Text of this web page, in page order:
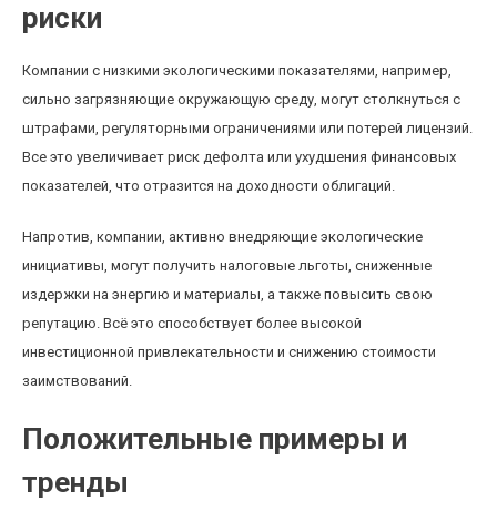
риски
Компании с низкими экологическими показателями, например,
сильно загрязняющие окружающую среду, могут столкнуться с
штрафами, регуляторными ограничениями или потерей лицензий.
Все это увеличивает риск дефолта или ухудшения финансовых
показателей, что отразится на доходности облигаций.
Напротив, компании, активно внедряющие экологические
инициативы, могут получить налоговые льготы, сниженные
издержки на энергию и материалы, а также повысить свою
репутацию. Всё это способствует более высокой
инвестиционной привлекательности и снижению стоимости
заимствований.
Положительные примеры и
тренды